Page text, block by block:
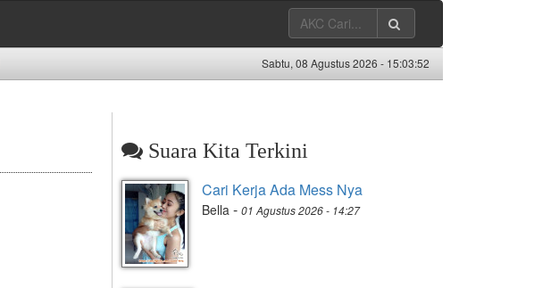
Sabtu, 08 Agustus 2026 - 15:03:53
Suara Kita Terkini
Cari Kerja Ada Mess Nya
Bella - 01 Agustus 2026 - 14:27